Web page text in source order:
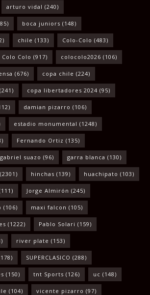
arturo vidal (240)
boca juniors (148)
chile (133) Colo-Colo (483)
Colo Colo (917) colocolo2026 (106)
(676) copa chile (224)
(241) copa libertadores 2024 (95)
damian pizarro (106)
estadio monumental (1248)
Fernando Ortiz (135)
gabriel suazo (96) garra blanca (130)
(2301) hinchas (139) huachipato (103)
Jorge Almirón (245)
(106) maxi falcon (105)
(1222) Pablo Solari (159)
river plate (153)
SUPERCLASICO (288)
(150) tnt Sports (126) uc (148)
(104) vicente pizarro (97)